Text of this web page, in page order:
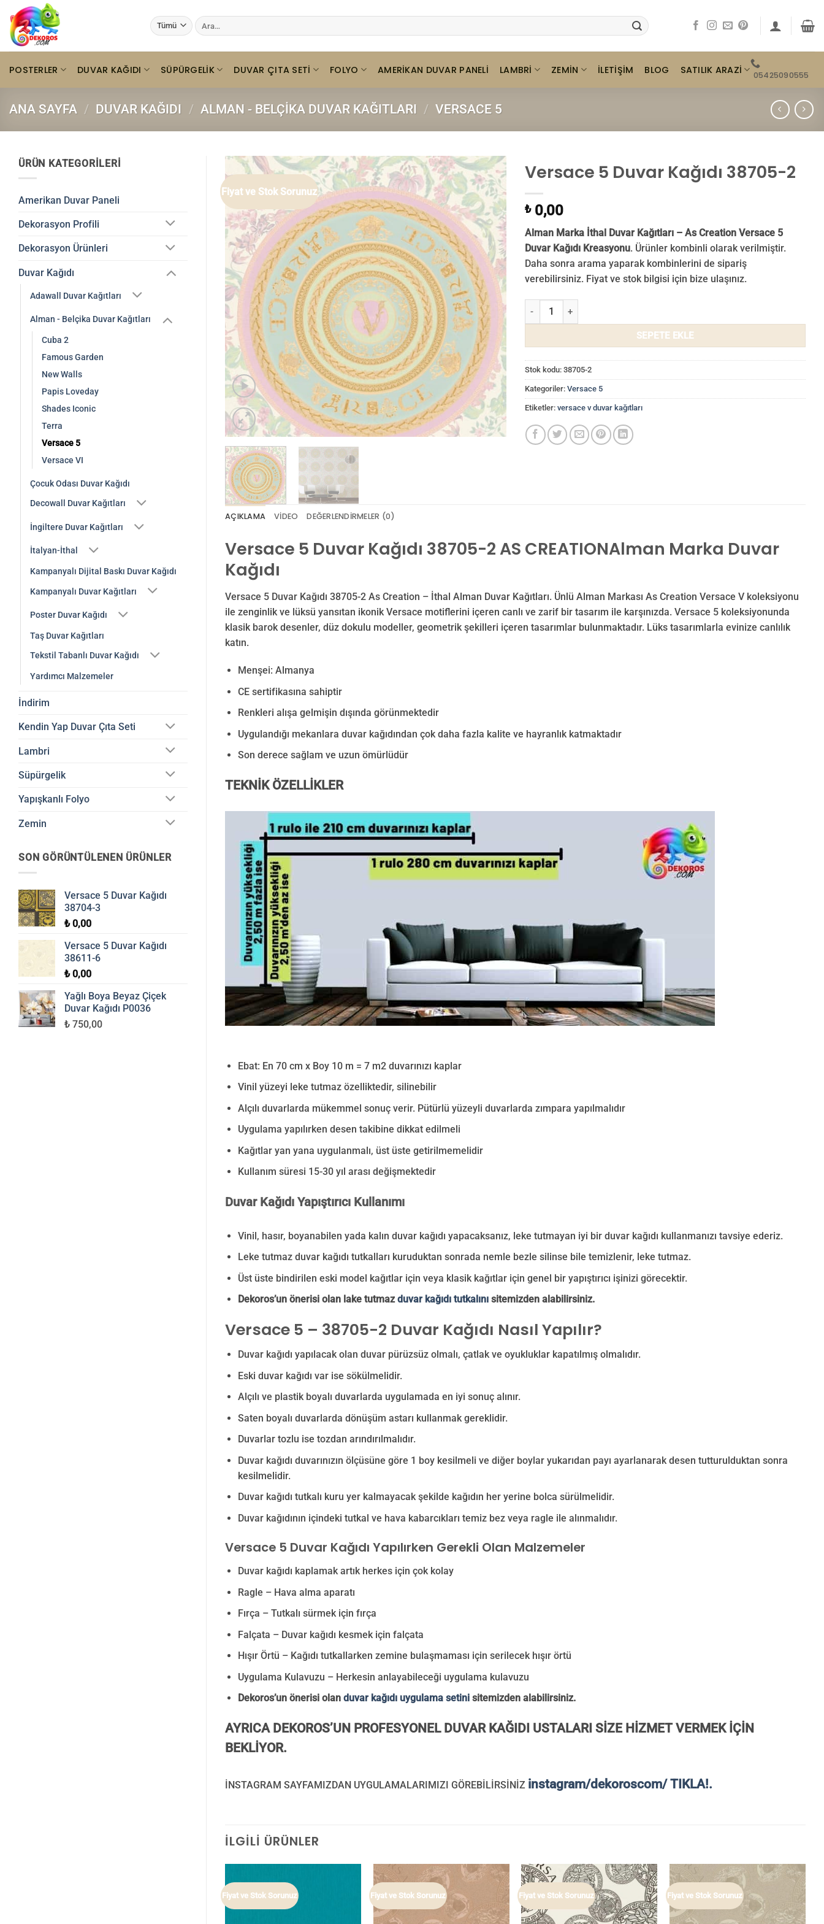
İçeriğe
atla
Ara:
POSTERLER DUVAR KAĞIDI SÜPÜRGELIK DUVAR ÇITA SETI FOLYO AMERIKAN DUVAR PANELI LAMBRI ZEMIN İLETIŞIM BLOG SATILIK ARAZI 05425090555
ANA SAYFA / DUVAR KAĞIDI / ALMAN - BELÇIKA DUVAR KAĞITLARI / VERSACE 5
ÜRÜN KATEGORILERI
Amerikan Duvar Paneli
Dekorasyon Profili
Dekorasyon Ürünleri
Duvar Kağıdı
Adawall Duvar Kağıtları
Alman - Belçika Duvar Kağıtları
Cuba 2
Famous Garden
New Walls
Papis Loveday
Shades Iconic
Terra
Versace 5
Versace VI
Çocuk Odası Duvar Kağıdı
Decowall Duvar Kağıtları
İngiltere Duvar Kağıtları
İtalyan-İthal
Kampanyalı Dijital Baskı Duvar Kağıdı
Kampanyalı Duvar Kağıtları
Poster Duvar Kağıdı
Taş Duvar Kağıtları
Tekstil Tabanlı Duvar Kağıdı
Yardımcı Malzemeler
İndirim
Kendin Yap Duvar Çıta Seti
Lambri
Süpürgelik
Yapışkanlı Folyo
Zemin
SON GÖRÜNTÜLENEN ÜRÜNLER
Versace 5 Duvar Kağıdı
38704-3
₺0,00
Versace 5 Duvar Kağıdı
38611-6
₺0,00
Yağlı Boya Beyaz Çiçek
Duvar Kağıdı P0036
₺ 750,00
Fiyat ve Stok Sorunuz
Versace 5 Duvar Kağıdı 38705-2
₺0,00
Alman Marka İthal Duvar Kağıtları – As Creation Versace 5
Duvar Kağıdı Kreasyonu. Ürünler kombinli olarak verilmiştir.
Daha sonra arama yaparak kombinlerini de sipariş
verebilirsiniz. Fiyat ve stok bilgisi için bize ulaşınız.
Versace 5 Duvar Kağıdı 38705-2 adet
SEPETE EKLE
Stok kodu: 38705-2
Kategoriler: Versace 5
Etiketler: versace v duvar kağıtları
AÇIKLAMA VIDEO DEĞERLENDIRMELER (0)
Versace 5 Duvar Kağıdı 38705-2 AS CREATIONAlman Marka Duvar
Kağıdı
Versace 5 Duvar Kağıdı 38705-2 As Creation – İthal Alman Duvar Kağıtları. Ünlü Alman Markası As Creation Versace V koleksiyonu
ile zenginlik ve lüksü yansıtan ikonik Versace motiflerini içeren canlı ve zarif bir tasarım ile karşınızda. Versace 5 koleksiyonunda
klasik barok desenler, düz dokulu modeller, geometrik şekilleri içeren tasarımlar bulunmaktadır. Lüks tasarımlarla evinize canlılık
katın.
Menşei: Almanya
CE sertifikasına sahiptir
Renkleri alışa gelmişin dışında görünmektedir
Uygulandığı mekanlara duvar kağıdından çok daha fazla kalite ve hayranlık katmaktadır
Son derece sağlam ve uzun ömürlüdür
TEKNİK ÖZELLİKLER
Ebat: En 70 cm x Boy 10 m = 7 m2 duvarınızı kaplar
Vinil yüzeyi leke tutmaz özelliktedir, silinebilir
Alçılı duvarlarda mükemmel sonuç verir. Pütürlü yüzeyli duvarlarda zımpara yapılmalıdır
Uygulama yapılırken desen takibine dikkat edilmeli
Kağıtlar yan yana uygulanmalı, üst üste getirilmemelidir
Kullanım süresi 15-30 yıl arası değişmektedir
Duvar Kağıdı Yapıştırıcı Kullanımı
Vinil, hasır, boyanabilen yada kalın duvar kağıdı yapacaksanız, leke tutmayan iyi bir duvar kağıdı kullanmanızı tavsiye ederiz.
Leke tutmaz duvar kağıdı tutkalları kuruduktan sonrada nemle bezle silinse bile temizlenir, leke tutmaz.
Üst üste bindirilen eski model kağıtlar için veya klasik kağıtlar için genel bir yapıştırıcı işinizi görecektir.
Dekoros’un önerisi olan lake tutmazduvar kağıdı tutkalınısitemizden alabilirsiniz.
Versace 5 – 38705-2 Duvar Kağıdı Nasıl Yapılır?
Duvar kağıdı yapılacak olan duvar pürüzsüz olmalı, çatlak ve oyukluklar kapatılmış olmalıdır.
Eski duvar kağıdı var ise sökülmelidir.
Alçılı ve plastik boyalı duvarlarda uygulamada en iyi sonuç alınır.
Saten boyalı duvarlarda dönüşüm astarı kullanmak gereklidir.
Duvarlar tozlu ise tozdan arındırılmalıdır.
Duvar kağıdı duvarınızın ölçüsüne göre 1 boy kesilmeli ve diğer boylar yukarıdan payı ayarlanarak desen tutturulduktan sonra
kesilmelidir.
Duvar kağıdı tutkalı kuru yer kalmayacak şekilde kağıdın her yerine bolca sürülmelidir.
Duvar kağıdının içindeki tutkal ve hava kabarcıkları temiz bez veya ragle ile alınmalıdır.
Versace 5 Duvar Kağıdı Yapılırken Gerekli Olan Malzemeler
Duvar kağıdı kaplamak artık herkes için çok kolay
Ragle – Hava alma aparatı
Fırça – Tutkalı sürmek için fırça
Falçata – Duvar kağıdı kesmek için falçata
Hışır Örtü – Kağıdı tutkallarken zemine bulaşmaması için serilecek hışır örtü
Uygulama Kulavuzu – Herkesin anlayabileceği uygulama kulavuzu
Dekoros’un önerisi olan duvar kağıdı uygulama setinisitemizden alabilirsiniz.
AYRICA DEKOROS’UN PROFESYONEL DUVAR KAĞIDI USTALARI SİZE HİZMET VERMEK İÇİN
BEKLİYOR.
İNSTAGRAM SAYFAMIZDAN UYGULAMALARIMIZI GÖREBİLİRSİNİZ instagram/dekoroscom/ TIKLA!.
İLGILI ÜRÜNLER
Fiyat ve Stok Sorunuz Fiyat ve Stok Sorunuz Fiyat ve Stok Sorunuz Fiyat ve Stok Sorunuz